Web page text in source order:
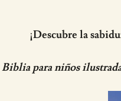
¡Descubre la
Biblia para niños